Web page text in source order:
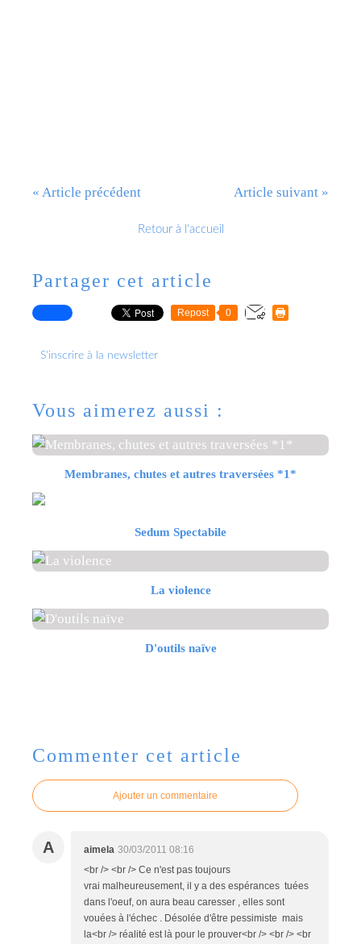
« Article précédent Article suivant »
Retour à l'accueil
Partager cet article
Repost 0
S'inscrire à la newsletter
Vous aimerez aussi :
Membranes, chutes et autres traversées *1*
Sedum Spectabile
La violence
D'outils naïve
Commenter cet article
Ajouter un commentaire
A aimela 30/03/2011 08:16
<br /> <br /> Ce n'est pas toujours
vrai malheureusement, il y a des espérances tuées
dans l'oeuf, on aura beau caresser , elles sont
vouées à l'échec . Désolée d'être pessimiste mais
la<br /> réalité est là pour le prouver<br /> <br /> <br